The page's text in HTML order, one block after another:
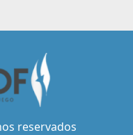
reservados